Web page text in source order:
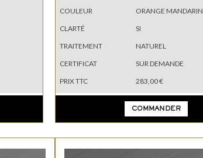
COULEUR
ORANGE MANDARIN
CLARTÉ
SI
TRAITEMENT
NATUREL
CERTIFICAT
SUR DEMANDE
PRIX TTC
283,00 €
COMMANDER